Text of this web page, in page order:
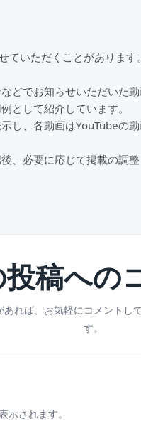
いただくことがあります。
どでお知らせいただいた
として紹介しています。
し、各動画はYouTubeの
、必要に応じて掲載の調
稿への
れば、お気軽にコメントし
す。
示されます。